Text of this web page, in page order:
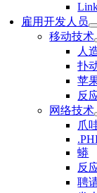
雇用开发人员
移动技术
人
扑
苹
反
网络技术
爪
蟒
反
聘